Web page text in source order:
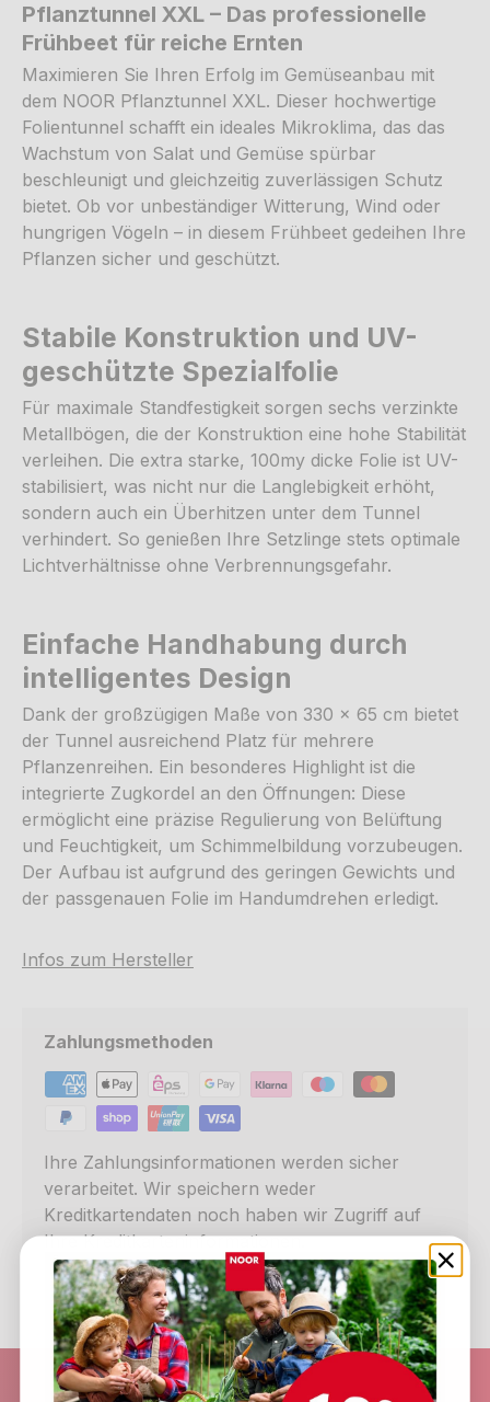
Pflanztunnel XXL – Das professionelle
Frühbeet für reiche Ernten
Maximieren Sie Ihren Erfolg im Gemüseanbau mit
dem NOOR Pflanztunnel XXL. Dieser hochwertige
Folientunnel schafft ein ideales Mikroklima, das das
Wachstum von Salat und Gemüse spürbar
beschleunigt und gleichzeitig zuverlässigen Schutz
bietet. Ob vor unbeständiger Witterung, Wind oder
hungrigen Vögeln – in diesem Frühbeet gedeihen Ihre
Pflanzen sicher und geschützt.
Stabile Konstruktion und UV-
geschützte Spezialfolie
Für maximale Standfestigkeit sorgen sechs verzinkte
Metallbögen, die der Konstruktion eine hohe Stabilität
verleihen. Die extra starke, 100my dicke Folie ist UV-
stabilisiert, was nicht nur die Langlebigkeit erhöht,
sondern auch ein Überhitzen unter dem Tunnel
verhindert. So genießen Ihre Setzlinge stets optimale
Lichtverhältnisse ohne Verbrennungsgefahr.
Einfache Handhabung durch
intelligentes Design
Dank der großzügigen Maße von 330 x 65 cm bietet
der Tunnel ausreichend Platz für mehrere
Pflanzenreihen. Ein besonderes Highlight ist die
integrierte Zugkordel an den Öffnungen: Diese
ermöglicht eine präzise Regulierung von Belüftung
und Feuchtigkeit, um Schimmelbildung vorzubeugen.
Der Aufbau ist aufgrund des geringen Gewichts und
der passgenauen Folie im Handumdrehen erledigt.
Infos zum Hersteller
Zahlungsmethoden
Ihre Zahlungsinformationen werden sicher
verarbeitet. Wir speichern weder
Kreditkartendaten noch haben wir Zugriff auf
Ihre Kreditkarteninformationen.
Schneller Versand